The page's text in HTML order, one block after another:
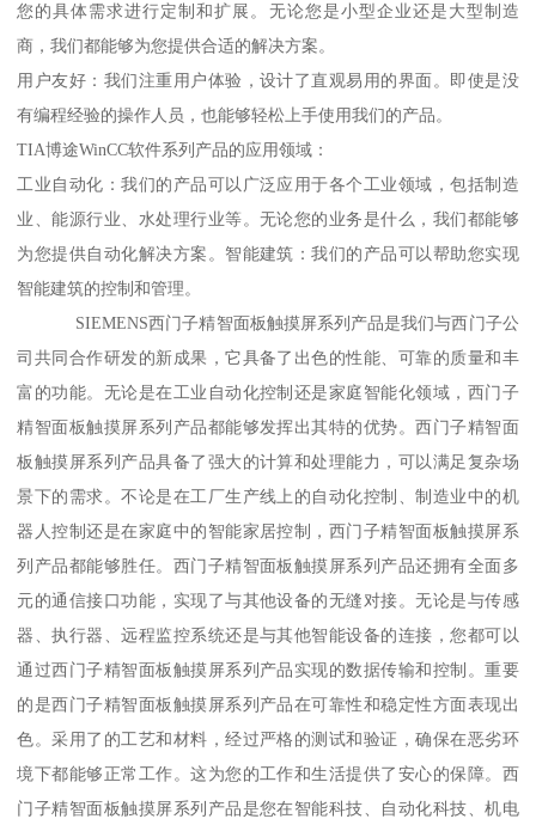
您的具体需求进行定制和扩展。无论您是小型企业还是大型制造
商，我们都能够为您提供合适的解决方案。
用户友好：我们注重用户体验，设计了直观易用的界面。即使是没
有编程经验的操作人员，也能够轻松上手使用我们的产品。
TIA博途WinCC软件系列产品的应用领域：
工业自动化：我们的产品可以广泛应用于各个工业领域，包括制造
业、能源行业、水处理行业等。无论您的业务是什么，我们都能够
为您提供自动化解决方案。智能建筑：我们的产品可以帮助您实现
智能建筑的控制和管理。
SIEMENS西门子精智面板触摸屏系列产品是我们与西门子公
司共同合作研发的新成果，它具备了出色的性能、可靠的质量和丰
富的功能。无论是在工业自动化控制还是家庭智能化领域，西门子
精智面板触摸屏系列产品都能够发挥出其特的优势。西门子精智面
板触摸屏系列产品具备了强大的计算和处理能力，可以满足复杂场
景下的需求。不论是在工厂生产线上的自动化控制、制造业中的机
器人控制还是在家庭中的智能家居控制，西门子精智面板触摸屏系
列产品都能够胜任。西门子精智面板触摸屏系列产品还拥有全面多
元的通信接口功能，实现了与其他设备的无缝对接。无论是与传感
器、执行器、远程监控系统还是与其他智能设备的连接，您都可以
通过西门子精智面板触摸屏系列产品实现的数据传输和控制。重要
的是西门子精智面板触摸屏系列产品在可靠性和稳定性方面表现出
色。采用了的工艺和材料，经过严格的测试和验证，确保在恶劣环
境下都能够正常工作。这为您的工作和生活提供了安心的保障。西
门子精智面板触摸屏系列产品是您在智能科技、自动化科技、机电